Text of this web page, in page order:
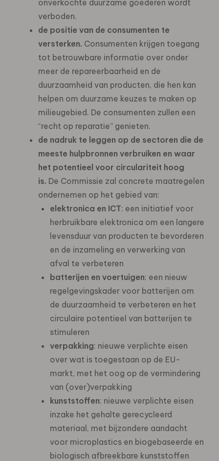
onverkochte duurzame goederen wordt
verboden.
de positie van de consumenten te
versterken. Consumenten krijgen toegang
tot betrouwbare informatie over onder
meer de repareerbaarheid en de
duurzaamheid van producten, die hen kan
helpen om duurzame keuzes te maken op
milieugebied. De consumenten zullen een
“recht op reparatie” genieten.
de nadruk te leggen op de sectoren die de
meeste hulpbronnen verbruiken en waar
het potentieel voor circulariteit hoog
is. De Commissie zal concrete maatregelen
ondernemen op het gebied van:
elektronica en ICT: een initiatief voor
herbruikbare elektronica om een langere
levensduur van producten te bevorderen
en de inzameling en verwerking van
afval te verbeteren
batterijen en voertuigen: een nieuw
regelgevingskader voor batterijen om
de duurzaamheid te verbeteren en het
circulaire potentieel van batterijen te
stimuleren
verpakking: nieuwe verplichte eisen
over wat is toegestaan op de EU-
markt, met het oog op de vermindering
van (over)verpakking
kunststoffen: nieuwe verplichte eisen
inzake het gehalte gerecycleerd
materiaal, met bijzondere aandacht
voor microplastics en biogebaseerde en
biologisch afbreekbare kunststoffen